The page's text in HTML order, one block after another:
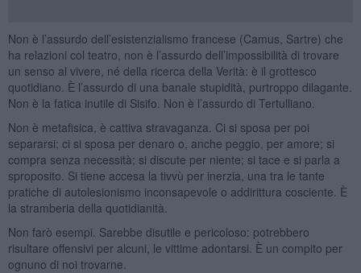
Non è l’assurdo dell’esistenzialismo francese (Camus, Sartre) che
ha relazioni col teatro, non è l’assurdo dell’impossibilità di trovare
un senso al vivere, né della ricerca della Verità: è il grottesco
quotidiano. È l’assurdo di una banale stupidità, purtroppo dilagante.
Non è la fatica inutile di Sisifo. Non è l’assurdo di Tertulliano.
Non è metafisica, è cattiva stravaganza. Ci si sposa per poi
separarsi; ci si sposa per denaro o, anche peggio, per amore; si
compra senza necessità; si discute per niente; si tace e si parla a
sproposito. Si tiene accesa la tivvù per inerzia, una tra le tante
pratiche di autolesionismo inconsapevole o addirittura cosciente. È
la stramberia della quotidianità.
Non farò esempi. Sarebbe disutile e pericoloso: potrebbero
risultare offensivi per alcuni, le vittime adontarsi. È un compito per
ognuno di noi trovarne.